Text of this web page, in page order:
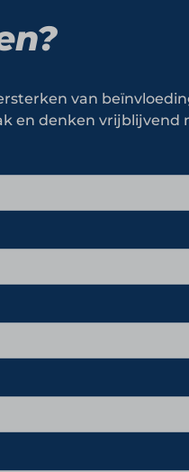
van
en denken vrijblijvend